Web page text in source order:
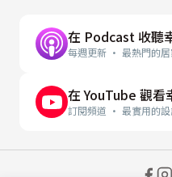
在 Podcast 收聽
每週更新 · 最熱門的
在 YouTube 觀看
訂閱頻道 · 最實用的